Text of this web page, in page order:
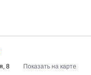
8
Показать на карте